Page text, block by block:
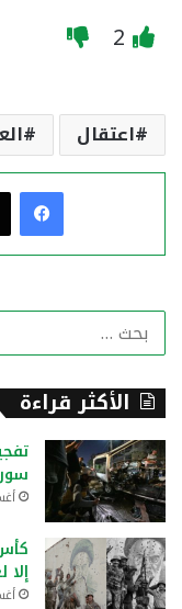
2
اعتقال
فيسبوك
الأكثر قراءة
إلا